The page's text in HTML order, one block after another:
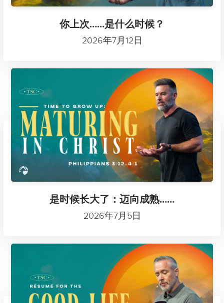
你上次……是什么时候？
2026年7月12日
是时候长大了：迈向成熟……
2026年7月5日